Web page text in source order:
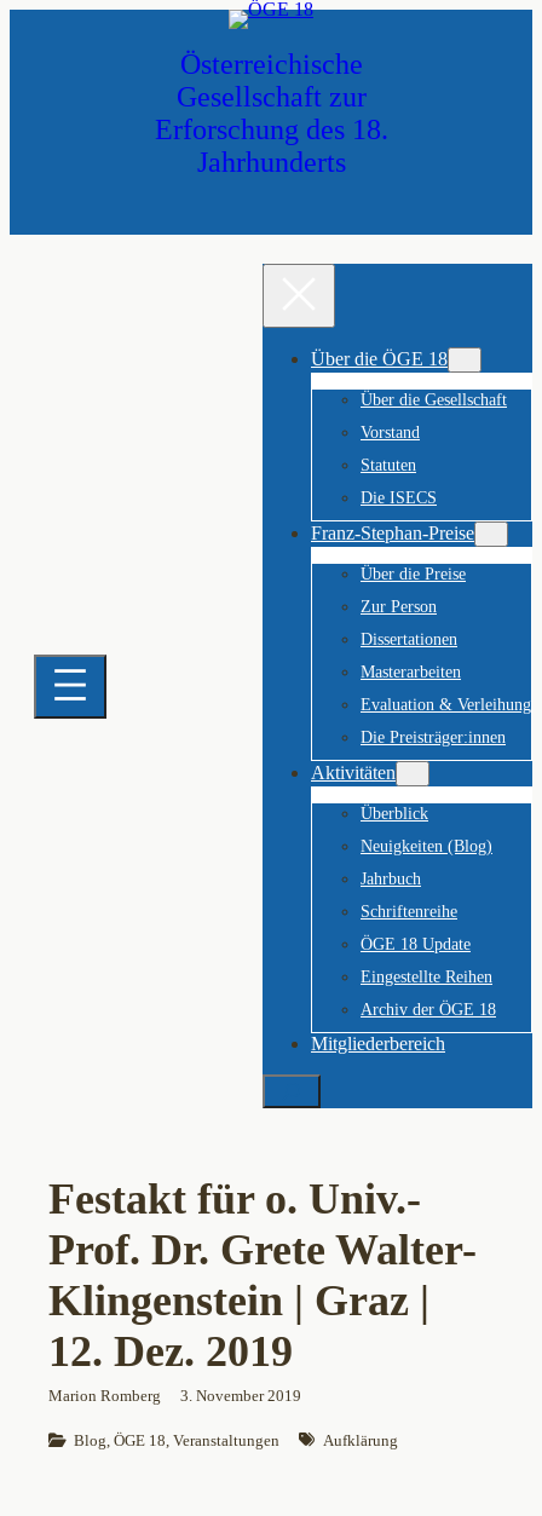
Österreichische
Gesellschaft zur
Erforschung des 18.
Jahrhunderts
Über die ÖGE 18
Über die Gesellschaft
Vorstand
Statuten
Die ISECS
Franz-Stephan-Preise
Über die Preise
Zur Person
Dissertationen
Masterarbeiten
Evaluation & Verleihung
Die Preisträger:innen
Aktivitäten
Überblick
Neuigkeiten (Blog)
Jahrbuch
Schriftenreihe
ÖGE 18 Update
Eingestellte Reihen
Archiv der ÖGE 18
Mitgliederbereich
Suchen
Festakt für o. Univ.-
Prof. Dr. Grete Walter-
Klingenstein | Graz |
12. Dez. 2019
Marion Romberg 3. November 2019
Blog, ÖGE 18, Veranstaltungen Aufklärung